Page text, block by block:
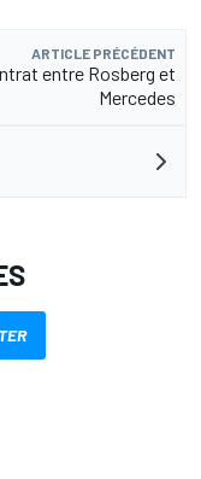
ARTICLE PRÉCÉDENT
entre Rosberg et
Mercedes